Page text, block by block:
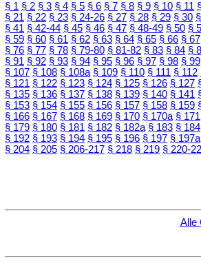
§ 1 § 2 § 3 § 4 § 5 § 6 § 7 § 8 § 9 § 10 § 11
§ 21 § 22 § 23 § 24-26 § 27 § 28 § 29 § 30
§ 41 § 42-44 § 45 § 46 § 47 § 48-49 § 50 §
§ 59 § 60 § 61 § 62 § 63 § 64 § 65 § 66 § 67
§ 76 § 77 § 78 § 79-80 § 81-82 § 83 § 84 §
§ 91 § 92 § 93 § 94 § 95 § 96 § 97 § 98 § 99
§ 107 § 108 § 108a § 109 § 110 § 111 § 112
§ 121 § 122 § 123 § 124 § 125 § 126 § 127
§ 135 § 136 § 137 § 138 § 139 § 140 § 141
§ 153 § 154 § 155 § 156 § 157 § 158 § 159
§ 166 § 167 § 168 § 169 § 170 § 170a § 171
§ 179 § 180 § 181 § 182 § 182a § 183 § 184
§ 192 § 193 § 194 § 195 § 196 § 197 § 197a
§ 204 § 205 § 206-217 § 218 § 219 § 220-
Alle